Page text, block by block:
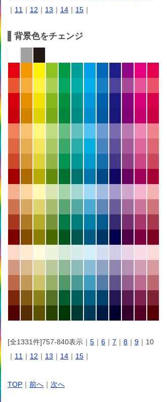
｜ 11 ｜ 12 ｜ 13 ｜ 14 ｜ 15 ｜
背景色をチェンジ
[全1331件]757-840表示｜ 5 ｜ 6 ｜ 7 ｜ 8 ｜ 9 ｜10
｜ 11 ｜ 12 ｜ 13 ｜ 14 ｜ 15 ｜
TOP ｜ 前へ ｜ 次へ